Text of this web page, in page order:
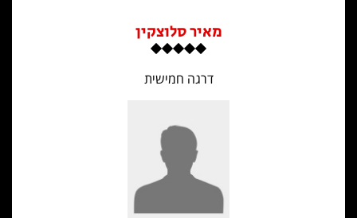
מאיר סלוצקין
דרגה חמישית